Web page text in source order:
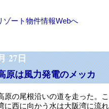
ゾート物件情報Webへ
27日
原は風力発電のメッカ
原の尾根沿いの道を走った。
に西に向かう水は大阪湾に流